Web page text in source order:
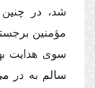
شد، در
مؤمنین
سوى هدایت
سالم به در